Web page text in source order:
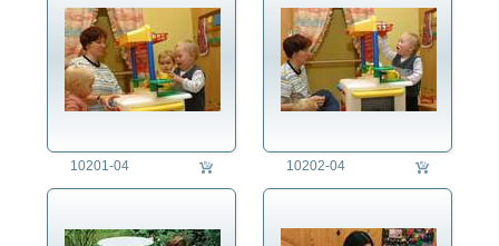
10201-04 10202-04